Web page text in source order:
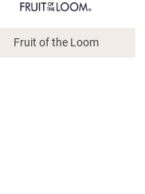
Fruit of the Loom